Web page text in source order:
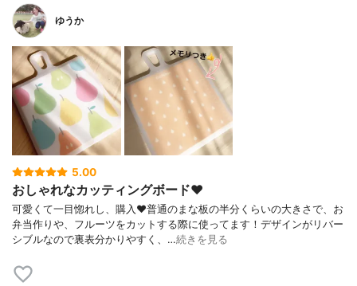
ゆうか
5.00
おしゃれなカッティングボード❤️
可愛くて一目惚れし、購入❤️普通のまな板の半分くらいの大きさで、お
弁当作りや、フルーツをカットする際に使ってます！デザインがリバー
シブルなので裏表分かりやすく、…続きを見る